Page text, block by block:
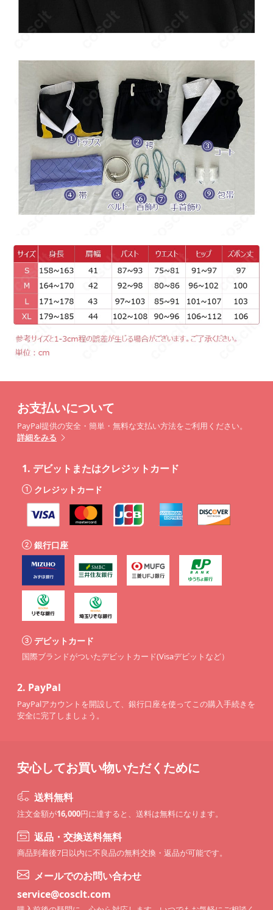
お支払いについて
PayPal提供の安全・簡単・無料な支払い方法をご利用ください。
詳細をみる
1. デビットまたはクレジットカード
クレジットカード
銀行口座
デビットカード
国際ブランドがついたデビットカード(Visaデビットなど）
2. PayPal
PayPalアカウントを開設して、銀行口座を使ってこの購入手続きを
安全に完了しましょう。
安心してお買い物いただくために
送料無料
注文金額が16,000円に達すると、送料は無料になります。
返品・交換送料無料
商品到着後7日以内に不良品の無料交換・返品が可能です。
メールでのお問い合わせ
service@cosclt.com